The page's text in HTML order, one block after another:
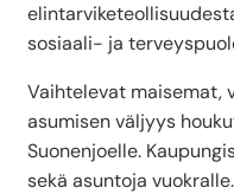
sosiaali- ja
Vaihtelevat maisemat,
asumisen väljyys
Suonenjoelle.
sekä asuntoja vuokralle.